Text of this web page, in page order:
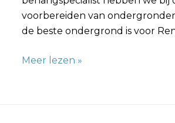
voorbereiden van
de beste ondergrond is voor
Meer lezen »